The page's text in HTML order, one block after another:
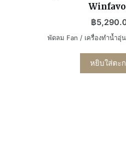
฿
พัดลม Fan / เครื่องทำน้ำอุ่น
หยิบใส่ตะ